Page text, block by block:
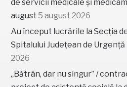
de servicii medicale și
august 5 august 2026
Au început lucrările la Secția
Spitalului Județean de
2026
„Bătrân, dar nu singur” /